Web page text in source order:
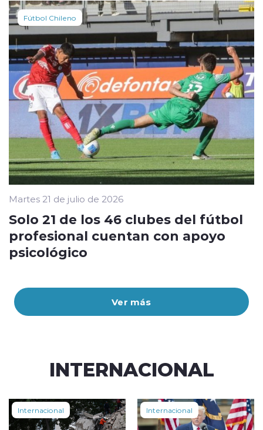
Ver más
Fútbol Chileno
Martes 21 de julio de 2026
Solo 21 de los 46 clubes del fútbol
profesional cuentan con apoyo
psicológico
INTERNACIONAL
Internacional Internacional